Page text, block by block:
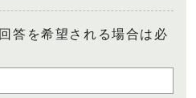
答を希望される場合は必